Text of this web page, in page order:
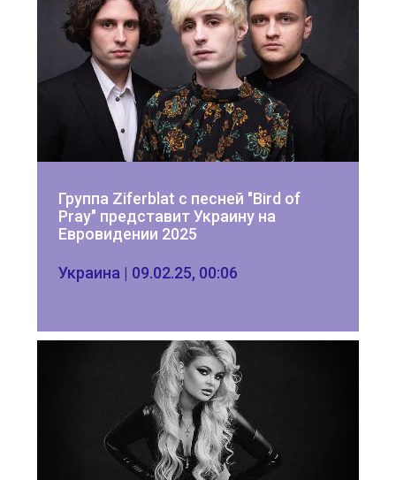
Группа Ziferblat с песней "Bird of
Pray" представит Украину на
Евровидении 2025
Украина | 09.02.25, 00:06